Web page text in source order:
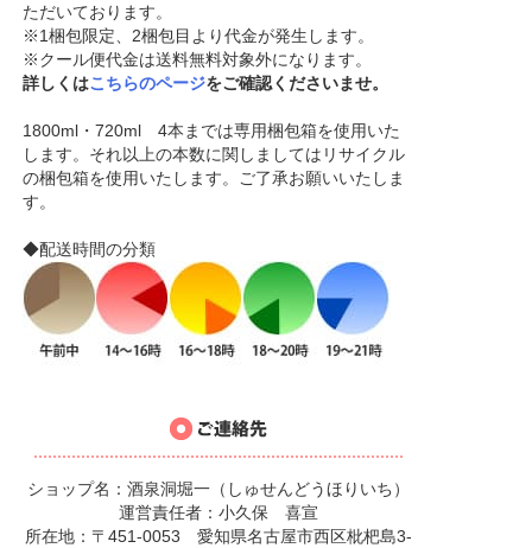
ただいております。
※1梱包限定、2梱包目より代金が発生します。
※クール便代金は送料無料対象外になります。
詳しくはこちらのページをご確認くださいませ。
1800ml・720ml 4本までは専用梱包箱を使用いた
します。それ以上の本数に関しましてはリサイクル
の梱包箱を使用いたします。ご了承お願いいたしま
す。
◆配送時間の分類
ショップ名：酒泉洞堀一（しゅせんどうほりいち）
運営責任者：小久保 喜宣
所在地：〒451-0053 愛知県名古屋市西区枇杷島3-